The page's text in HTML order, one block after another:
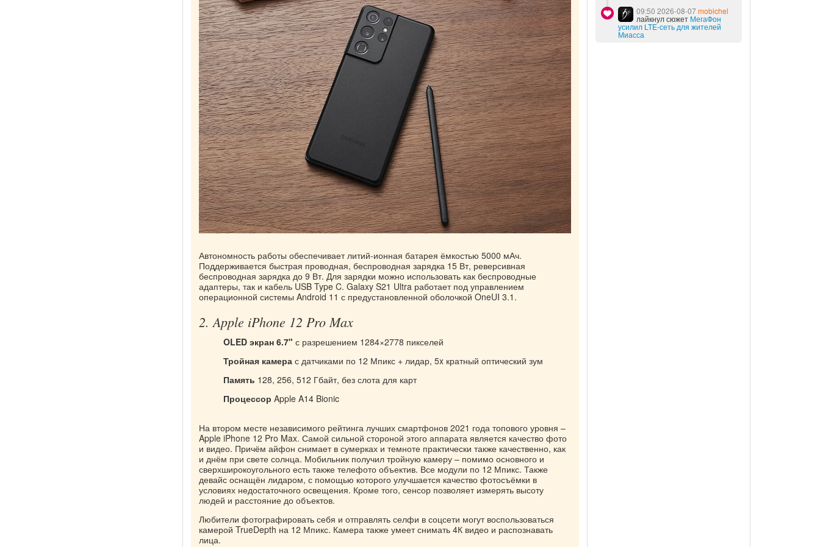
Автономность работы обеспечивает литий-ионная батарея ёмкостью 5000 мАч.
Поддерживается быстрая проводная, беспроводная зарядка 15 Вт, реверсивная
беспроводная зарядка до 9 Вт. Для зарядки можно использовать как беспроводные
адаптеры, так и кабель USB Type C. Galaxy S21 Ultra работает под управлением
операционной системы Android 11 с предустановленной оболочкой OneUI 3.1.
2. Apple iPhone 12 Pro Max
OLED экран 6.7" с разрешением 1284×2778 пикселей
Тройная камера с датчиками по 12 Мпикс + лидар, 5x кратный оптический зум
Память 128, 256, 512 Гбайт, без слота для карт
Процессор Apple A14 Bionic
На втором месте независимого рейтинга лучших смартфонов 2021 года топового уровня –
Apple iPhone 12 Pro Max. Самой сильной стороной этого аппарата является качество фото
и видео. Причём айфон снимает в сумерках и темноте практически также качественно, как
и днём при свете солнца. Мобильник получил тройную камеру – помимо основного и
сверхширокоугольного есть также телефото объектив. Все модули по 12 Мпикс. Также
девайс оснащён лидаром, с помощью которого улучшается качество фотосъёмки в
условиях недостаточного освещения. Кроме того, сенсор позволяет измерять высоту
людей и расстояние до объектов.
Любители фотографировать себя и отправлять селфи в соцсети могут воспользоваться
камерой TrueDepth на 12 Мпикс. Камера также умеет снимать 4К видео и распознавать
лица.
09:50 2026-08-07mobichel
лайкнул сюжет МегаФон
усилил LTE-сеть для жителей
Миасса